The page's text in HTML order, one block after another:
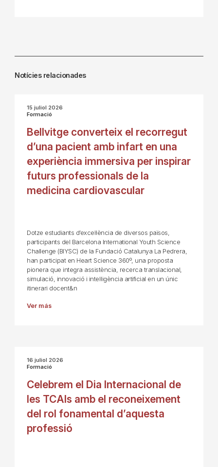
Notícies relacionades
15 juliol 2026
Formació
Bellvitge converteix el recorregut
d’una pacient amb infart en una
experiència immersiva per inspirar
futurs professionals de la
medicina cardiovascular
Dotze estudiants d’excel·lència de diversos països,
participants del Barcelona International Youth Science
Challenge (BIYSC) de la Fundació Catalunya La Pedrera,
han participat en Heart Science 360º, una proposta
pionera que integra assistència, recerca translacional,
simulació, innovació i intel·ligència artificial en un únic
itinerari docent&n
Ver más
16 juliol 2026
Formació
Celebrem el Dia Internacional de
les TCAIs amb el reconeixement
del rol fonamental d’aquesta
professió